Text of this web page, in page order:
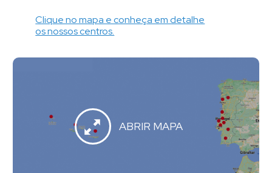
ABRIR MAPA
Clique no mapa e conheça em detalhe
os nossos centros.